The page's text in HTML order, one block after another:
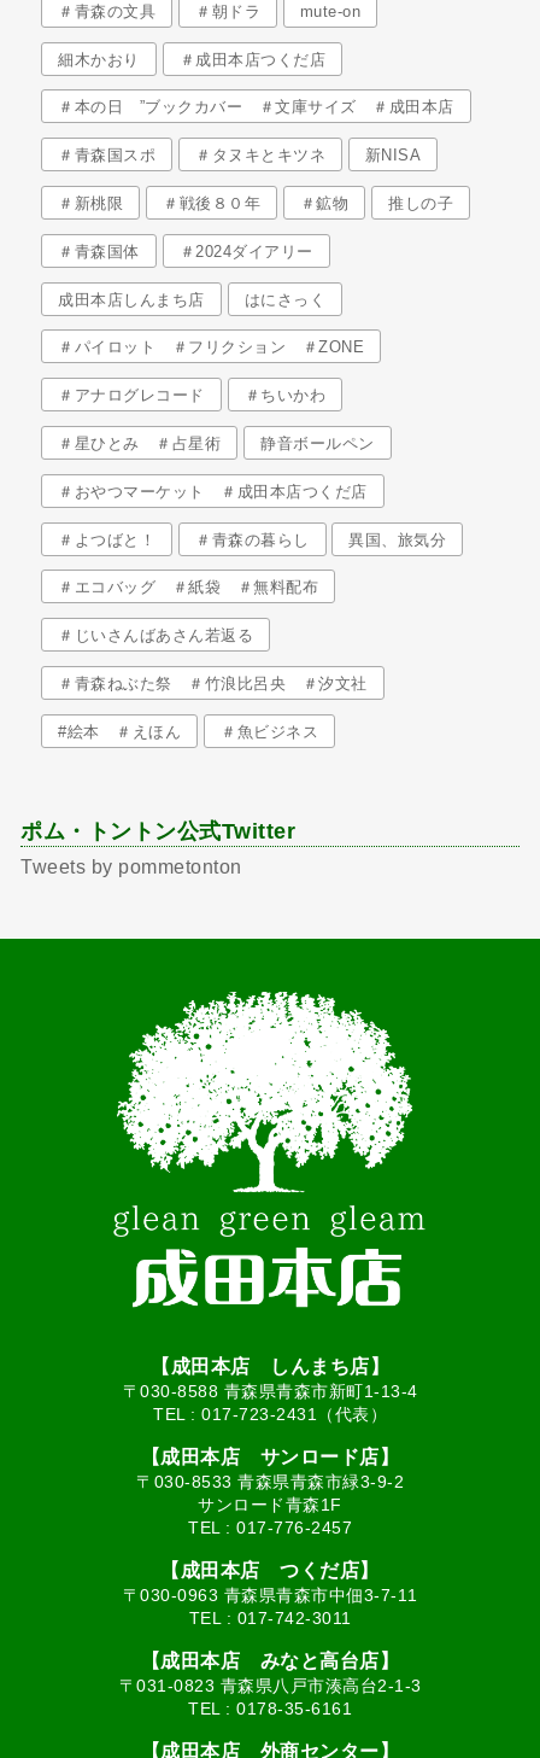
＃青森の文具 ＃朝ドラ mute-on
細木かおり ＃成田本店つくだ店
＃本の日 ”ブックカバー ＃文庫サイズ ＃成田本店
＃青森国スポ ＃タヌキとキツネ 新NISA
＃新桃限 ＃戦後８０年 ＃鉱物 推しの子
＃青森国体 ＃2024ダイアリー
成田本店しんまち店 はにさっく
＃パイロット ＃フリクション ＃ZONE
＃アナログレコード ＃ちいかわ
＃星ひとみ ＃占星術 静音ボールペン
＃おやつマーケット ＃成田本店つくだ店
＃よつばと！ ＃青森の暮らし 異国、旅気分
＃エコバッグ ＃紙袋 ＃無料配布
＃じいさんばあさん若返る
＃青森ねぶた祭 ＃竹浪比呂央 ＃汐文社
#絵本 ＃えほん ＃魚ビジネス
ポム・トントン公式Twitter
Tweets by pommetonton
【成田本店 しんまち店】
〒030-8588 青森県青森市新町1-13-4
TEL : 017-723-2431（代表）
【成田本店 サンロード店】
〒030-8533 青森県青森市緑3-9-2
サンロード青森1F
TEL : 017-776-2457
【成田本店 つくだ店】
〒030-0963 青森県青森市中佃3-7-11
TEL : 017-742-3011
【成田本店 みなと高台店】
〒031-0823 青森県八戸市湊高台2-1-3
TEL : 0178-35-6161
【成田本店 外商センター】